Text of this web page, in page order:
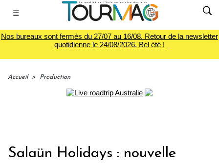
☰
Nos bureaux sont fermés du 27/07 au 16/08. Retour de la newsletter
quotidienne le 24/08/2026. Bel été !
Accueil > Production
Salaün Holidays : nouvelle